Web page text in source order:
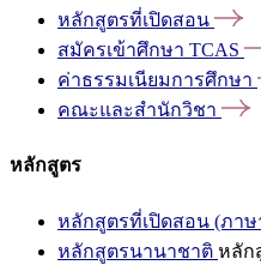
หลักสูตรที่เปิดสอน
สมัครเข้าศึกษา TCAS
ค่าธรรมเนียมการศึกษา
คณะและสำนักวิชา
หลักสูตร
หลักสูตรที่เปิดสอน (ภาษ
หลักสูตรนานาชาติ หลัก